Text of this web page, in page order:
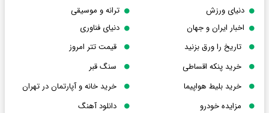
دنیای ورزش
ترانه و موسیقی
اخبار ایران و جهان
دنیای فناوری
تاریخ را ورق بزنید
قیمت تتر امروز
خرید پنکه اقساطی
سنگ قبر
خرید بلیط هواپیما
خرید خانه و آپارتمان در تهران
مزایده خودرو
دانلود آهنگ